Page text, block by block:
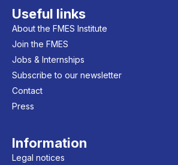
Useful links
About the FMES Institute
Join the FMES
Jobs & Internships
Subscribe to our newsletter
Contact
Press
Information
Legal notices